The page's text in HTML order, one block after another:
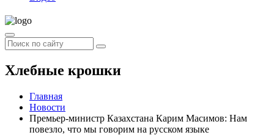
Хлебные крошки
Главная
Новости
Премьер-министр Казахстана Карим Масимов: Нам
повезло, что мы говорим на русском языке